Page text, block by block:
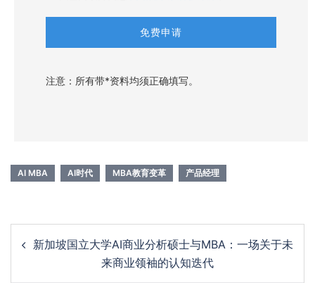
注意：所有带*资料均须正确填写。
AI MBA AI时代 MBA教育变革 产品经理
navigation
新加坡国立大学AI商业分析硕士与MBA：一场关于未
来商业领袖的认知迭代